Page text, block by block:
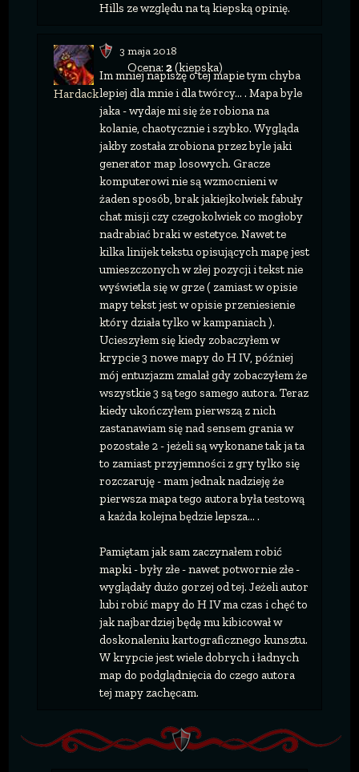
Hills ze względu na tą kiepską opinię.
Hardack
3 maja 2018
Ocena: 2(kiepska)
Im mniej napiszę o tej mapie tym chyba
lepiej dla mnie i dla twórcy... . Mapa byle
jaka - wydaje mi się że robiona na
kolanie, chaotycznie i szybko. Wygląda
jakby została zrobiona przez byle jaki
generator map losowych. Gracze
komputerowi nie są wzmocnieni w
żaden sposób, brak jakiejkolwiek fabuły
chat misji czy czegokolwiek co mogłoby
nadrabiać braki w estetyce. Nawet te
kilka linijek tekstu opisujących mapę jest
umieszczonych w złej pozycji i tekst nie
wyświetla się w grze ( zamiast w opisie
mapy tekst jest w opisie przeniesienie
który działa tylko w kampaniach ).
Ucieszyłem się kiedy zobaczyłem w
krypcie 3 nowe mapy do H IV, później
mój entuzjazm zmalał gdy zobaczyłem że
wszystkie 3 są tego samego autora. Teraz
kiedy ukończyłem pierwszą z nich
zastanawiam się nad sensem grania w
pozostałe 2 - jeżeli są wykonane tak ja ta
to zamiast przyjemności z gry tylko się
rozczaruję - mam jednak nadzieję że
pierwsza mapa tego autora była testową
a każda kolejna będzie lepsza... .
Pamiętam jak sam zaczynałem robić
mapki - były złe - nawet potwornie złe -
wyglądały dużo gorzej od tej. Jeżeli autor
lubi robić mapy do H IV ma czas i chęć to
jak najbardziej będę mu kibicował w
doskonaleniu kartograficznego kunsztu.
W krypcie jest wiele dobrych i ładnych
map do podglądnięcia do czego autora
tej mapy zachęcam.